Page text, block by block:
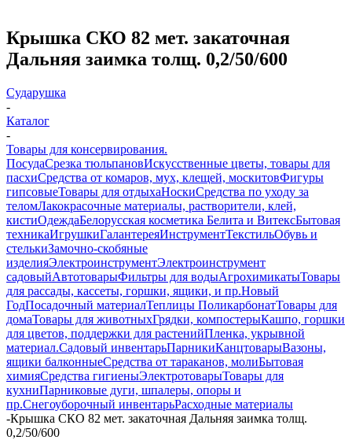
Крышка СКО 82 мет. закаточная
Дальняя заимка толщ. 0,2/50/600
Сударушка
-
Каталог
-
Товары для консервирования.
ПосудаСрезка тюльпановИскусственные цветы, товары для
пасхиСредства от комаров, мух, клещей, москитовФигуры
гипсовыеТовары для отдыхаНоскиСредства по уходу за
теломЛакокрасочные материалы, растворители, клей,
кистиОдеждаБелорусская косметика Белита и ВитексБытовая
техникаИгрушкиГалантереяИнструментТекстильОбувь и
стелькиЗамочно-скобяные
изделияЭлектроинструментЭлектроинструмент
садовыйАвтотоварыФильтры для водыАгрохимикатыТовары
для рассады, кассеты, горшки, ящики, и пр.Новый
ГодПосадочный материалТеплицы ПоликарбонатТовары для
домаТовары для животныхГрядки, компостерыКашпо, горшки
для цветов, поддержки для растенийПленка, укрывной
материал.Садовый инвентарьПарникиКанцтоварыВазоны,
ящики балконныеСредства от тараканов, молиБытовая
химияСредства гигиеныЭлектротоварыТовары для
кухниПарниковые дуги, шпалеры, опоры и
пр.Снегоуборочный инвентарьРасходные материалы
-Крышка СКО 82 мет. закаточная Дальняя заимка толщ.
0,2/50/600